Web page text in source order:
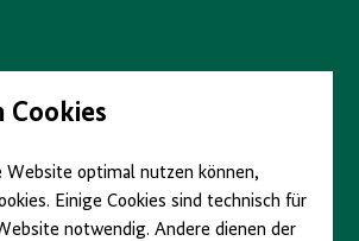
Cookies
Website optimal nutzen können,
Einige Cookies sind technisch für
notwendig. Andere dienen der